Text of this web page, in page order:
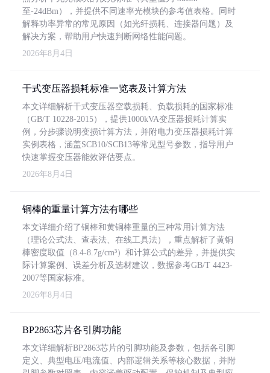
至-24dBm），并提供不同速率光模块的参考值表格。同时
解释功率异常的常见原因（如光纤损耗、连接器问题）及
解决方案，帮助用户快速判断网络性能问题。
2026年8月4日
干式变压器损耗标准一览表及计算方法
本文详细解析干式变压器空载损耗、负载损耗的国家标准
（GB/T 10228-2015），提供1000kVA变压器损耗计算实
例，分步骤说明变损计算方法，并附电力变压器损耗计算
实例表格，涵盖SCB10/SCB13等常见型号参数，指导用户
快速掌握变压器能效评估要点。
2026年8月4日
铜棒的重量计算方法有哪些
本文详细介绍了铜棒和黄铜棒重量的三种常用计算方法
（理论公式法、查表法、在线工具法），重点解析了黄铜
棒密度取值（8.4-8.7g/cm³）和计算公式的差异，并提供实
际计算案例、误差分析及选材建议，数据参考GB/T 4423-
2007等国家标准。
2026年8月4日
BP2863芯片各引脚功能
本文详细解析BP2863芯片的引脚功能及参数，包括各引脚
定义、典型电压/电流值、内部逻辑关系等核心数据，并附